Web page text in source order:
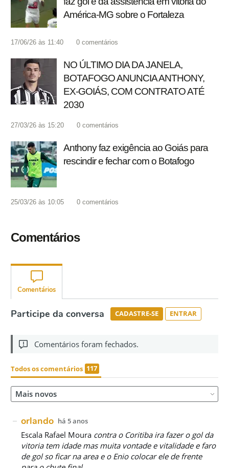
América-MG sobre o Fortaleza
17/06/26 às 11:40 0 comentários
NO ÚLTIMO DIA DA JANELA,
BOTAFOGO ANUNCIA ANTHONY,
EX-GOIÁS, COM CONTRATO ATÉ
2030
27/03/26 às 15:20 0 comentários
Anthony faz exigência ao Goiás para
rescindir e fechar com o Botafogo
25/03/26 às 10:05 0 comentários
Comentários